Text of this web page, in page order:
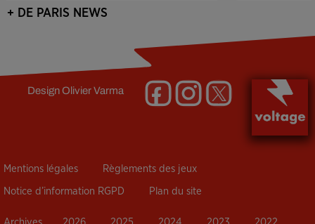
+ DE PARIS NEWS
DesignOlivier Varma
Mentions légales Règlements des jeux
Notice d’information RGPD Plan du site